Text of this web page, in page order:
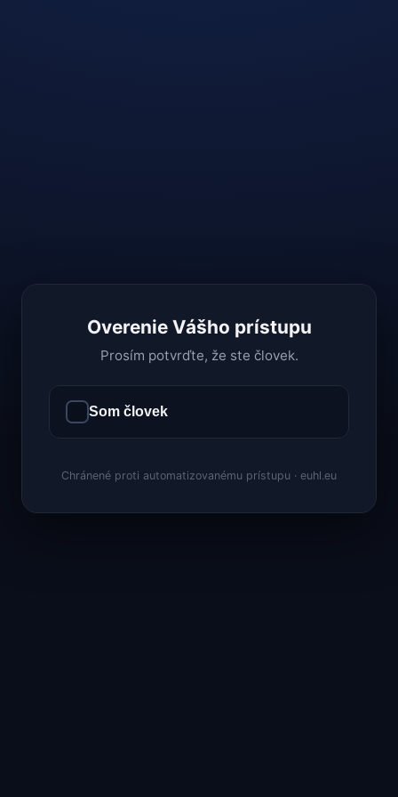
Overenie Vášho prístupu
Prosím potvrďte, že ste človek.
Som človek
Chránené proti automatizovanému prístupu · euhl.eu